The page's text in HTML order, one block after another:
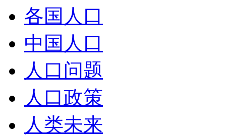
各国人口
中国人口
人口问题
人口政策
人类未来